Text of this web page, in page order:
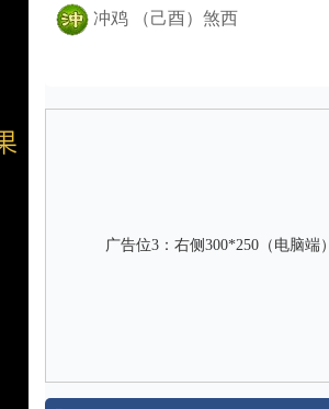
冲鸡 （己酉）煞西
广告位3：右侧300*250（电脑端）